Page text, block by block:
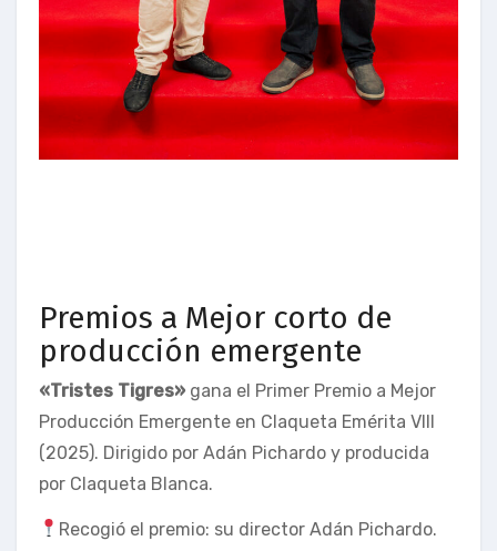
Premios a Mejor corto de
producción emergente
«Tristes Tigres» gana el Primer Premio a Mejor
Producción Emergente en Claqueta Emérita VIII
(2025). Dirigido por Adán Pichardo y producida
por Claqueta Blanca.
Recogió el premio: su director Adán Pichardo.